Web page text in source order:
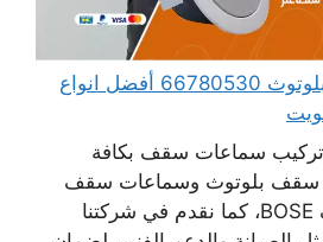
فني سماعات سقف بلوتوث 66780530 أفضل انواع
سماعات سقف بكافة
سقف بلوتوث وسماعات سقف
JPL وسماعات سقف BOSE، كما نقدم في شركتنا